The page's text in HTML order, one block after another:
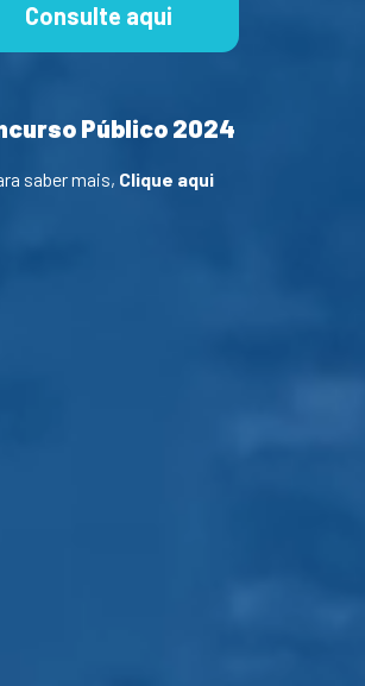
Consulte aqui
Público 2024
saber mais, Clique aqui